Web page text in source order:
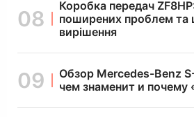
Коробка передач
поширених проблем та
вирішення
Обзор Mercedes-Benz
чем знаменит и почему